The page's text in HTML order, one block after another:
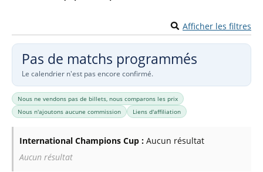
Afficher les filtres
Pas de matchs programmés
Le calendrier n'est pas encore confirmé.
Nous ne vendons pas de billets, nous comparons les prix
Nous n'ajoutons aucune commission
Liens d'affiliation
International Champions Cup : Aucun résultat
Aucun résultat